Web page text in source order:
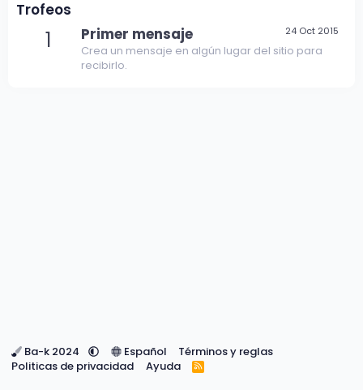
Trofeos
1 24 Oct 2015
Primer mensaje
Crea un mensaje en algún lugar del sitio para
recibirlo.
Ba-k 2024 Español
Términos y reglas
Politicas de privacidad
Ayuda
R
S